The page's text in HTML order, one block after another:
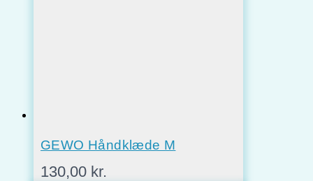
GEWO Håndklæde M
130,00 kr.